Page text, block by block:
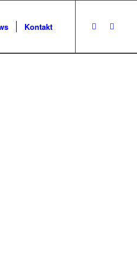
Kontakt